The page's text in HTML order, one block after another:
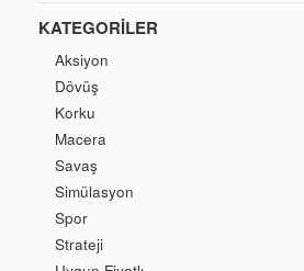
KATEGORILER
Aksiyon
Dövüş
Korku
Macera
Savaş
Simülasyon
Spor
Strateji